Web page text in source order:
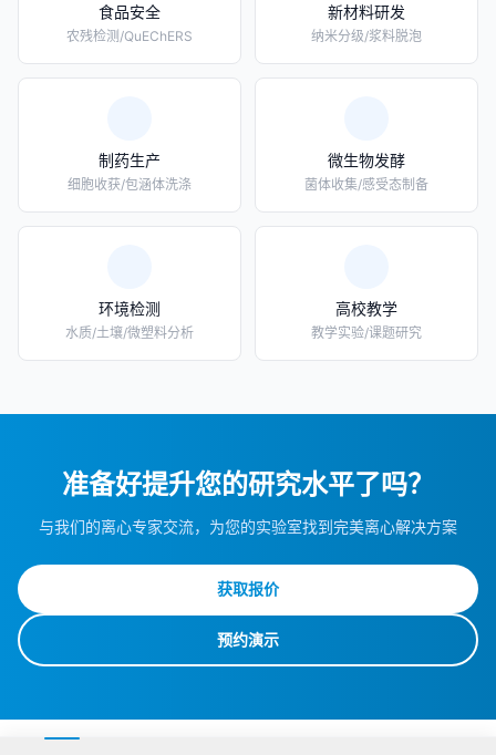
食品安全
农残检测/QuEChERS
新材料研发
纳米分级/浆料脱泡
制药生产
细胞收获/包涵体洗涤
微生物发酵
菌体收集/感受态制备
环境检测
水质/土壤/微塑料分析
高校教学
教学实验/课题研究
准备好提升您的研究水平了吗？
与我们的离心专家交流，为您的实验室找到完美离心解决方案
获取报价
预约演示